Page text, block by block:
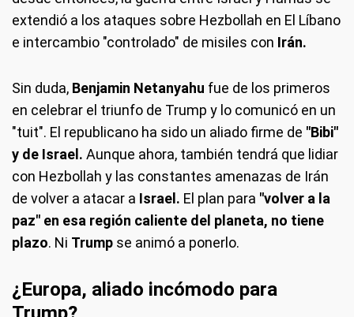
extendió a los ataques sobre Hezbollah en El Líbano
e intercambio "controlado" de misiles con Irán.
Sin duda, Benjamin Netanyahu fue de los primeros
en celebrar el triunfo de Trump y lo comunicó en un
"tuit". El republicano ha sido un aliado firme de "Bibi"
y de Israel. Aunque ahora, también tendrá que lidiar
con Hezbollah y las constantes amenazas de Irán
de volver a atacar a Israel. El plan para "volver a la
paz" en esa región caliente del planeta, no tiene
plazo. Ni Trump se animó a ponerlo.
¿Europa, aliado incómodo para